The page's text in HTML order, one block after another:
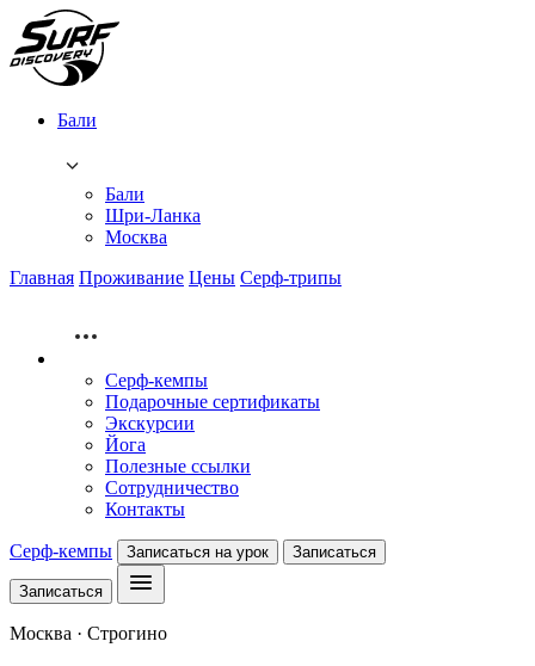
Бали
Бали
Шри-Ланка
Москва
Главная Проживание Цены Серф-трипы
Серф-кемпы
Подарочные сертификаты
Экскурсии
Йога
Полезные ссылки
Сотрудничество
Контакты
Серф-кемпы Записаться на урок Записаться
Записаться
Москва · Строгино